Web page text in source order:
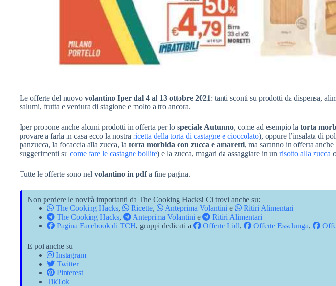
Le offerte del nuovo volantino Iper dal 4 al 13 ottobre 2021: tanti sconti su prodotti da dispensa,
salumi, frutta e verdura di stagione e molto altro ancora.
Iper propone anche alcuni prodotti in offerta per lo speciale Autunno, come ad esempio la torta
provare a farla in casa ecco la nostra ricetta della torta di castagne e cioccolato), oppure l’insalata di
panzucca, la focaccia alla zucca, la torta morbida con zucca e amaretti, ma saranno in offerta
suggerimenti su come fare le castagne bollite) e la zucca, magari da assaggiare in un risotto alla zucca
Tutte le offerte sono nel volantino in pdfa fine pagina.
Non perdere le novità importanti da The Cooking Hacks! Ci trovi anche su:
The Cooking Hacks, Ricette, Anteprima Volantini e
Ritiri Alimentari
The Cooking Hacks, Anteprima Volantini e
Ritiri Alimentari
Pagina Facebook di TCH, gruppi dedicati a Offerte Lidl, Offerte Esselunga,
E poi anche su
Instagram
Twitter
Pinterest
TikTok